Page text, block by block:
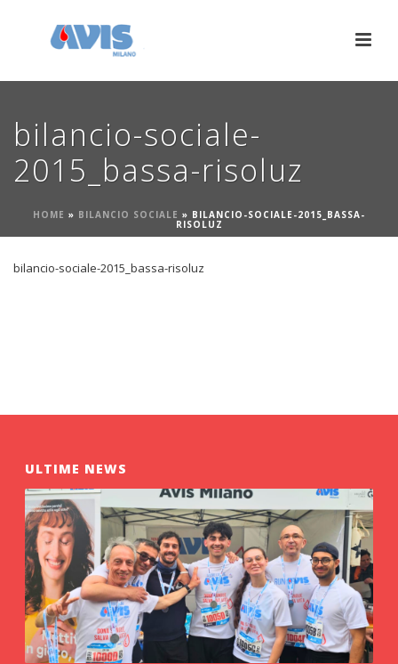
bilancio-sociale-
2015_bassa-risoluz
HOME » BILANCIO SOCIALE » BILANCIO-SOCIALE-2015_BASSA-
RISOLUZ
bilancio-sociale-2015_bassa-risoluz
ULTIME NEWS